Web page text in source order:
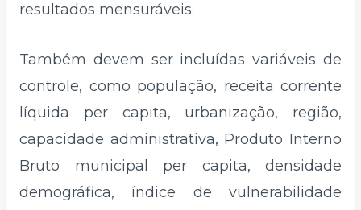
resultados mensuráveis.
Também devem ser incluídas variáveis de
controle, como população, receita corrente
líquida per capita, urbanização, região,
capacidade administrativa, Produto Interno
Bruto municipal per capita, densidade
demográfica, índice de vulnerabilidade